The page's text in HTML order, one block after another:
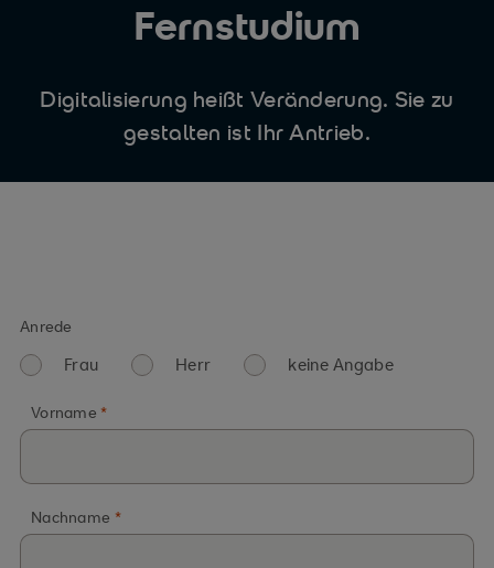
Fernstudium
Digitalisierung heißt Veränderung. Sie zu
gestalten ist Ihr Antrieb.
Anrede
Frau Herr keine Angabe
Vorname
Nachname